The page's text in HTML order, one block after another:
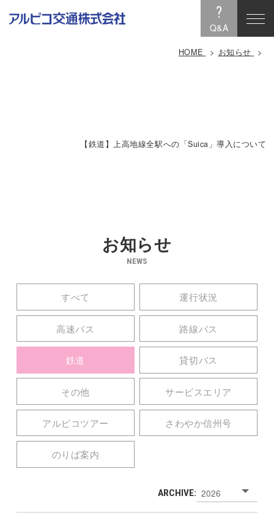
?
Q&A
HOME お知らせ
【鉄道】上高地線全駅への「Suica」導入について
お知らせ
NEWS
すべて 運行状況
高速バス 路線バス
鉄道 貸切バス
その他 サービスエリア
アルピコツアー さわやか信州号
のりば案内
ARCHIVE: